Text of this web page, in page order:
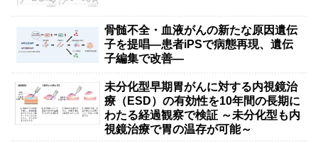
骨髄不全・血液がんの新たな原因遺伝
子を提唱―患者iPSで病態再現、遺伝
子編集で改善―
未分化型早期胃がんに対する内視鏡治
療（ESD）の有効性を10年間の長期に
わたる経過観察で検証 ～未分化型も内
視鏡治療で胃の温存が可能～